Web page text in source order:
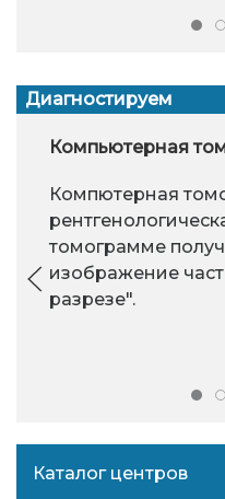
Диагностируем
Компьютерная
Компютерная
томограмме
изображение
разрезе".
Каталог центров